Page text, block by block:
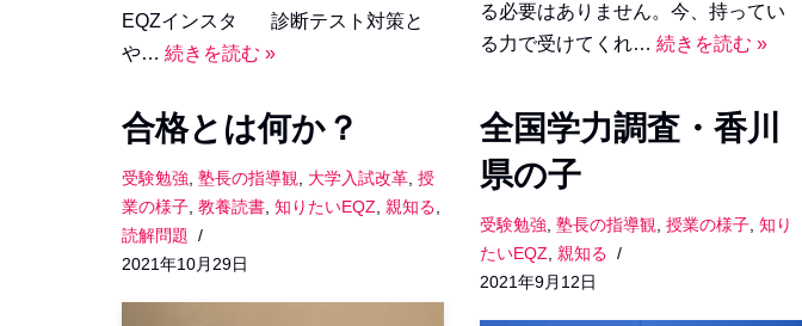
EQZインスタ 診断テスト対策と
や… 続きを読む »
る必要はありません。今、持ってい
る力で受けてくれ…続きを読む »
合格とは何か？
受験勉強 塾長の指導観 大学入試改革 授
業の様子 教養読書 知りたいEQZ 親知る
読解問題
2021年10月29日
全国学力調査・香川
県の子
受験勉強 ,塾長の指導観 ,授業の様子 ,知り
たいEQZ ,親知る
2021年9月12日